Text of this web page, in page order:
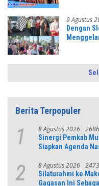
9 Agustus
Dengan
Berita Terpopuler
1 8 Agustus 2026
Sinergi Pemkab
Siapkan Agenda
2 8 Agustus 2026
Silaturahmi ke
Gagasan Ini